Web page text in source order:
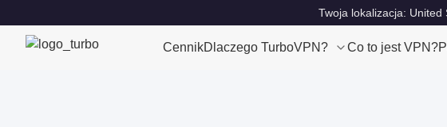
Twoja lokalizacja: United
CennikDlaczego TurboVPN? Co to jest VPN?